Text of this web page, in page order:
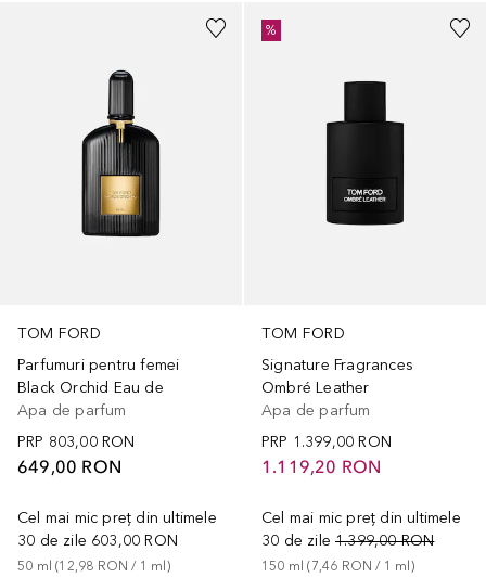
TOM FORD
Parfumuri pentru femei
Black Orchid Eau de
Apa de parfum
PRP 803,00 RON
649,00 RON
Cel mai mic preț din ultimele
30 de zile 603,00 RON
50 ml (12,98 RON / 1 ml )
TOM FORD
Signature Fragrances
Ombré Leather
Apa de parfum
PRP 1.399,00 RON
1.119,20 RON
Cel mai mic preț din ultimele
30 de zile 1.399,00 RON
150 ml (7,46 RON / 1 ml )
%